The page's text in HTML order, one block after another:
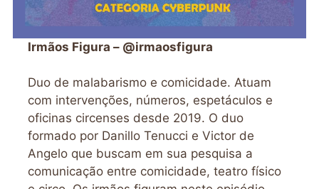
Irmãos Figura – @irmaosfigura
Duo de malabarismo e comicidade. Atuam
com intervenções, números, espetáculos e
oficinas circenses desde 2019. O duo
formado por Danillo Tenucci e Victor de
Angelo que buscam em sua pesquisa a
comunicação entre comicidade, teatro físico